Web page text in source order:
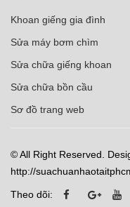
Khoan giếng gia đình
Sửa máy bơm chìm
Sửa chữa giếng khoan
Sửa chữa bồn cầu
Sơ đồ trang web
© All Right Reserved.
http://
Theo dõi: